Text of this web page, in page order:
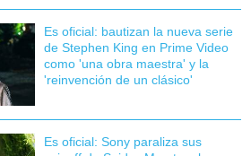
Es oficial: bautizan la nueva serie
de Stephen King en Prime Video
como 'una obra maestra' y la
'reinvención de un clásico'
Es oficial: Sony paraliza sus